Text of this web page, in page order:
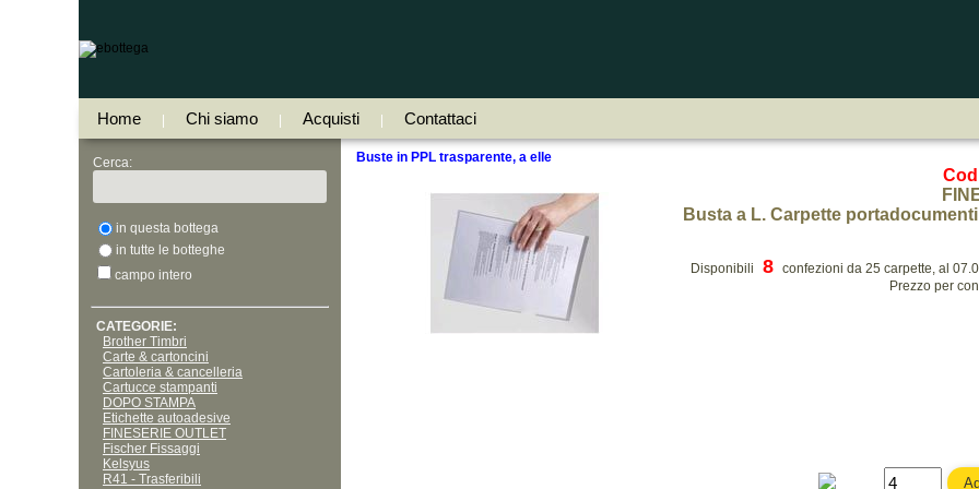
Home Chi siamo Acquisti Contattaci
Cerca:
in questa bottega
in tutte le botteghe
campo intero
CATEGORIE:
Brother Timbri
Carte & cartoncini
Cartoleria & cancelleria
Cartucce stampanti
DOPO STAMPA
Etichette autoadesive
FINESERIE OUTLET
Fischer Fissaggi
Kelsyus
R41 - Trasferibili
Buste in PPL trasparente, a elle
Busta a L. Carpette
Disponibili 8 confezioni da 25 carpette, al
Prezzo per